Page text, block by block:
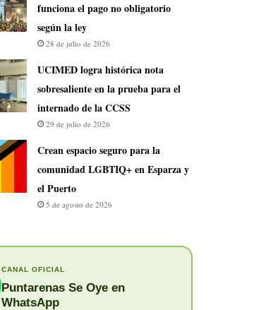
funciona el pago no obligatorio
según la ley
28 de julio de 2026
UCIMED logra histórica nota
sobresaliente en la prueba para el
internado de la CCSS
29 de julio de 2026
Crean espacio seguro para la
comunidad LGBTIQ+ en Esparza y
el Puerto
5 de agosto de 2026
CANAL OFICIAL
Puntarenas Se Oye en
WhatsApp